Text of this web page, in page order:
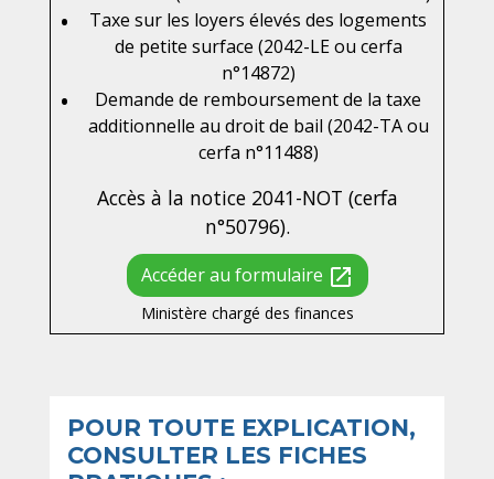
Taxe sur les loyers élevés des logements
de petite surface (2042-LE ou cerfa
n°14872)
Demande de remboursement de la taxe
additionnelle au droit de bail (2042-TA ou
cerfa n°11488)
Accès à la notice 2041-NOT (cerfa
n°50796).
Accéder au formulaire open_in_new
Ministère chargé des finances
POUR TOUTE EXPLICATION,
CONSULTER LES FICHES